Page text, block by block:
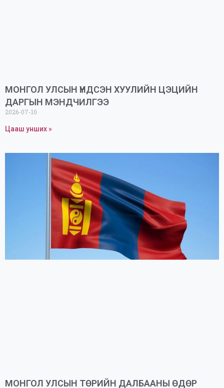
МОНГОЛ УЛСЫН ҮНДСЭН ХУУЛИЙН ЦЭЦИЙН
ДАРГЫН МЭНДЧИЛГЭЭ
2026-07-10
Цааш унших »
МОНГОЛ УЛСЫН ТӨРИЙН ДАЛБААНЫ ӨДӨР